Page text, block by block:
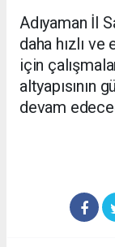
Adıyaman İl
daha hızlı
için
altyapısının
devam